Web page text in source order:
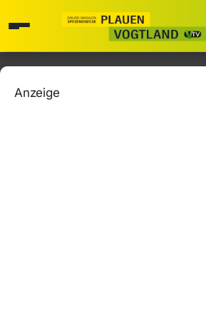
Anzeige